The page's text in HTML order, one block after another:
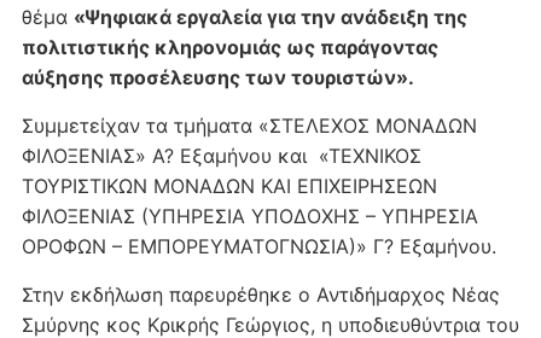
θέμα «Ψηφιακά εργαλεία για την ανάδειξη της
πολιτιστικής κληρονομιάς ως παράγοντας
αύξησης προσέλευσης των τουριστών».
Συμμετείχαν τα τμήματα «ΣΤΕΛΕΧΟΣ ΜΟΝΑΔΩΝ
ΦΙΛΟΞΕΝΙΑΣ» Α? Εξαμήνου και «ΤΕΧΝΙΚΟΣ
ΤΟΥΡΙΣΤΙΚΩΝ ΜΟΝΑΔΩΝ ΚΑΙ ΕΠΙΧΕΙΡΗΣΕΩΝ
ΦΙΛΟΞΕΝΙΑΣ (ΥΠΗΡΕΣΙΑ ΥΠΟΔΟΧΗΣ – ΥΠΗΡΕΣΙΑ
ΟΡΟΦΩΝ – ΕΜΠΟΡΕΥΜΑΤΟΓΝΩΣΙΑ)» Γ? Εξαμήνου.
Στην εκδήλωση παρευρέθηκε ο Αντιδήμαρχος Νέας
Σμύρνης κος Κρικρής Γεώργιος, η υποδιευθύντρια του